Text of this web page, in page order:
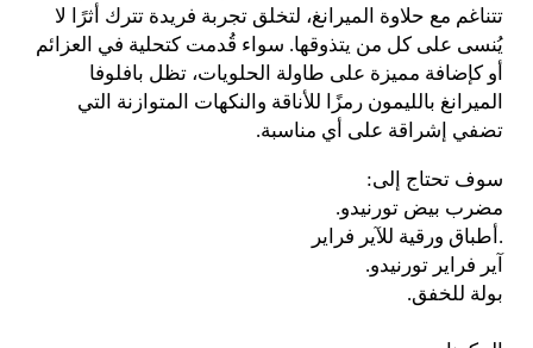
تتناغم مع حلاوة الميرانغ، لتخلق تجربة فريدة تترك أثرًا لا
يُنسى على كل من يتذوقها. سواء قُدمت كتحلية في العزائم
أو كإضافة مميزة على طاولة الحلويات، تظل بافلوفا
الميرانغ بالليمون رمزًا للأناقة والنكهات المتوازنة التي
تضفي إشراقة على أي مناسبة.
سوف تحتاج إلى:
مضرب بيض تورنيدو.
. أطباق ورقية للآير فراير
آير فراير تورنيدو.
بولة للخفق.